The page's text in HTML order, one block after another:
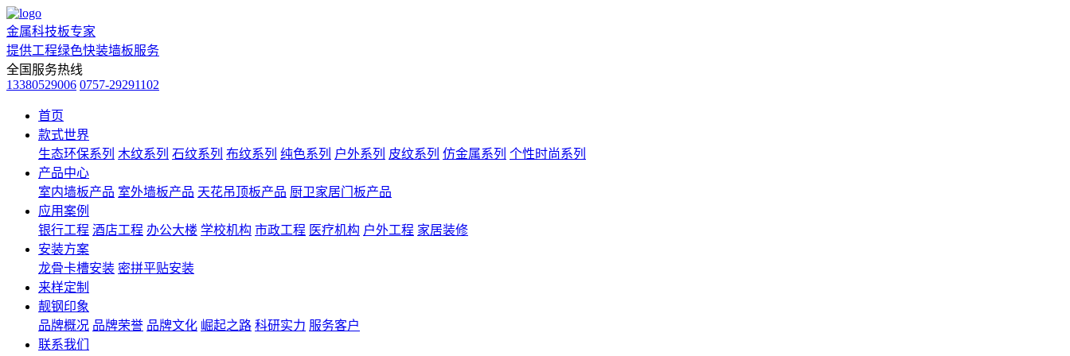
金属科技板专家
提供工程绿色快装墙板服务
全国服务热线
13380529006 0757-29291102
首页
款式世界
生态环保系列 木纹系列 石纹系列 布纹系列 纯色系列 户外系列 皮纹系列 仿金属系列 个性时尚系列
产品中心
室内墙板产品 室外墙板产品 天花吊顶板产品 厨卫家居门板产品
应用案例
银行工程 酒店工程 办公大楼 学校机构 市政工程 医疗机构 户外工程 家居装修
安装方案
龙骨卡槽安装 密拼平贴安装
来样定制
靓钢印象
品牌概况 品牌荣誉 品牌文化 崛起之路 科研实力 服务客户
联系我们